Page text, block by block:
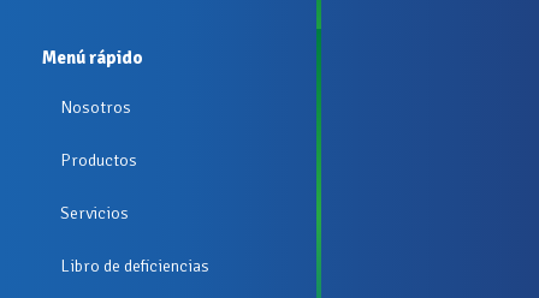
Menú rápido
Nosotros
Productos
Servicios
Libro de deficiencias